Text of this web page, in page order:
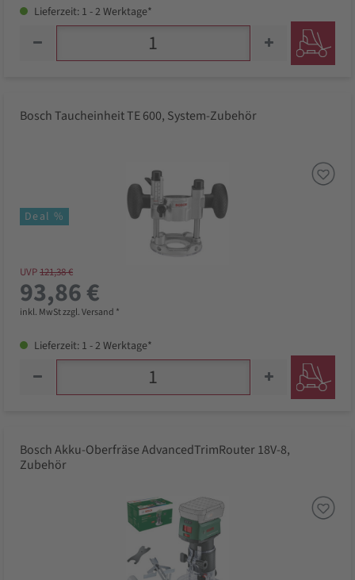
Lieferzeit: 1 - 2 Werktage*
Bosch Taucheinheit TE 600, System-Zubehör
Deal %
UVP121,38 €
93,86 €
inkl. MwSt zzgl. Versand *
Lieferzeit: 1 - 2 Werktage*
Bosch Akku-Oberfräse AdvancedTrimRouter 18V-8,
Zubehör